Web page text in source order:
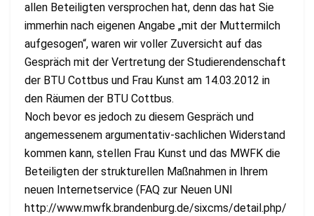
allen Beteiligten versprochen hat, denn das hat Sie
immerhin nach eigenen Angabe „mit der Muttermilch
aufgesogen“, waren wir voller Zuversicht auf das
Gespräch mit der Vertretung der Studierendenschaft
der BTU Cottbus und Frau Kunst am 14.03.2012 in
den Räumen der BTU Cottbus.
Noch bevor es jedoch zu diesem Gespräch und
angemessenem argumentativ-sachlichen Widerstand
kommen kann, stellen Frau Kunst und das MWFK die
Beteiligten der strukturellen Maßnahmen in Ihrem
neuen Internetservice (FAQ zur Neuen UNI
http://www.mwfk.brandenburg.de/sixcms/detail.php/